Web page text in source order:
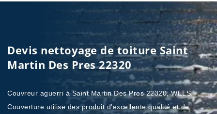
Devis nettoyage de toiture Saint
Martin Des Pres 22320
Couvreur aguerri à Saint Martin Des Pres 22320, WELS
Couverture utilise des produit d'excellente qualité et de